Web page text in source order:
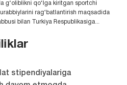
g‘oliblikni qo‘lga kiritgan sportchi
rag‘batlantirish maqsadida
bilan Turkiya Respublikasiga...
stipendiyalariga